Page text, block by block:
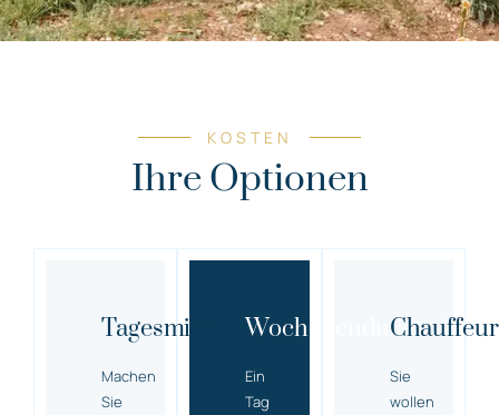
KOSTEN
Ihre Optionen
Tagesmiete
Machen
Sie
Wochenendmiete
Ein
Tag
Sie
wollen